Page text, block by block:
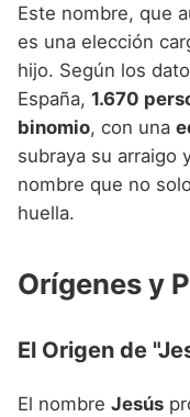
Nombres
Nombres
Nombres
Nombres
Nombres
Nombres
Nombres
Nombres
Este nombre, que
es una elección
hijo. Según los
España, 1.670
binomio, con una
subraya su arraigo
nombre que no
huella.
Orígenes y
El Origen de
El nombre Jesús